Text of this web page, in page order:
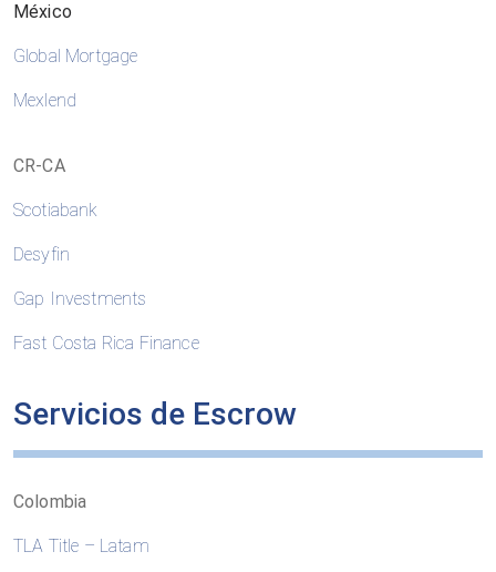
México
Global Mortgage
Mexlend
CR-CA
Scotiabank
Desyfin
Gap Investments
Fast Costa Rica Finance
Servicios de Escrow
Colombia
TLA Title – Latam